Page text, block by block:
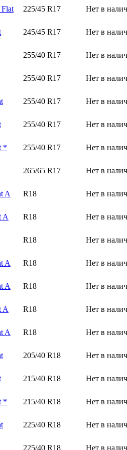
225/45 R17 Нет в
245/45 R17 Нет в
255/40 R17 Нет в
255/40 R17 Нет в
255/40 R17 Нет в
255/40 R17 Нет в
* 255/40 R17 Нет в
265/65 R17 Нет в
A R18 Нет в
A R18 Нет в
R18 Нет в
A R18 Нет в
A R18 Нет в
A R18 Нет в
A R18 Нет в
205/40 R18 Нет в
215/40 R18 Нет в
* 215/40 R18 Нет в
225/40 R18 Нет в
225/40 R18 Нет в